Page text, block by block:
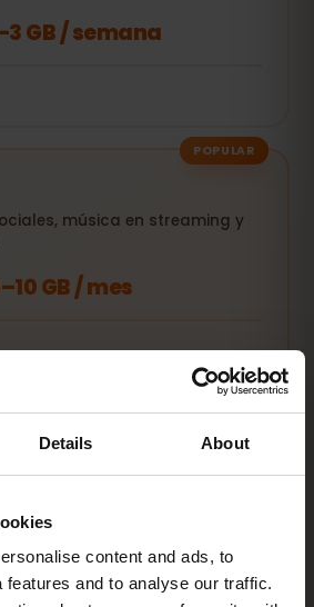
Details About
content and ads, to
features and to analyse our traffic.
GB / semana
POPULAR
música en streaming y
GB / mes
y conexión para tu
20 GB+ o Ilimitado